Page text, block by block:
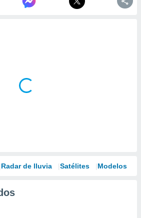
Radar de lluvia Satélites Modelos